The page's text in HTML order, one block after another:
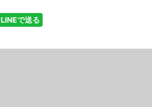
LINEで送る